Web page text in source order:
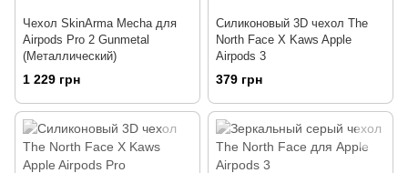
Чехол SkinArma Mecha для
Airpods Pro 2 Gunmetal
(Металлический)
1 229 грн
Силиконовый 3D чехол The
North Face X Kaws Apple
Airpods 3
379 грн